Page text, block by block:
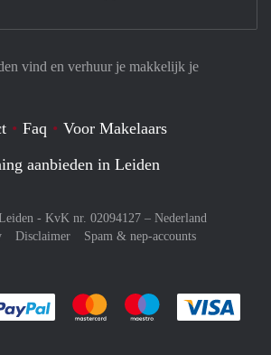
vind en verhuur je makkelijk je
Faq
Voor Makelaars
aanbieden in Leiden
- KvK nr. 02094127 – Nederland
Disclaimer
Spam & nep-accounts
Je rekent gemakkelijk af met Paypal
Je rekent gemakkelijk af met
Je rekent